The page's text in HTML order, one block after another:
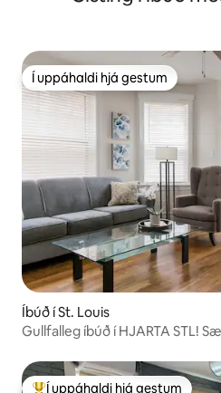
Í uppáhaldi hjá gestum
Í uppáhaldi hjá gestum
Íbúð í St. Louis
Gullfalleg íbúð í HJARTA STL!
Í uppáhaldi hjá gestum